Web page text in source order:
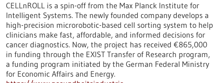
CELLnROLL is a spin-off from the Max Planck Institute for
Intelligent Systems. The newly founded company develops a
high-precision microrobotic-based cell sorting system to help
clinicians make fast, affordable, and informed decisions for
cancer diagnostics. Now, the project has received €865,000
in funding through the EXIST Transfer of Research program,
a funding program initiated by the German Federal Ministry
for Economic Affairs and Energy.